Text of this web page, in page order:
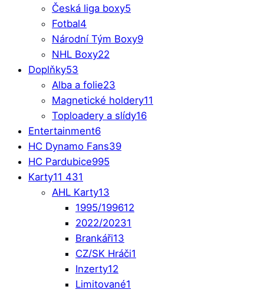
Česká liga boxy5
Fotbal4
Národní Tým Boxy9
NHL Boxy22
Doplňky53
Alba a folie23
Magnetické holdery11
Toploadery a slídy16
Entertainment6
HC Dynamo Fans39
HC Pardubice995
Karty11 431
AHL Karty13
1995/199612
2022/20231
Brankáři13
CZ/SK Hráči1
Inzerty12
Limitované1